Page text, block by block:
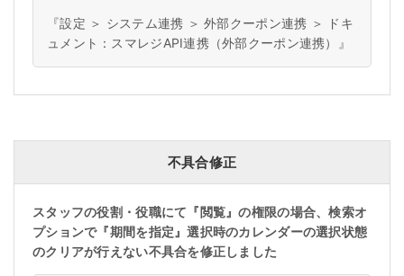
『設定 ＞ システム連携 ＞ 外部クーポン連携 ＞ ドキ
ュメント：スマレジAPI連携（外部クーポン連携）』
不具合修正
スタッフの役割・役職にて『閲覧』の権限の場合、検索オ
プションで『期間を指定』選択時のカレンダーの選択状態
のクリアが行えない不具合を修正しました